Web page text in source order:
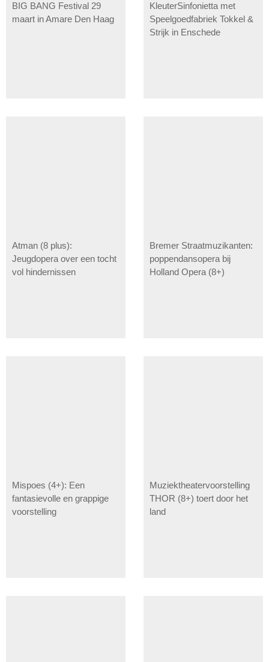
BIG BANG Festival 29
maart in Amare Den Haag
KleuterSinfonietta met
Speelgoedfabriek Tokkel &
Strijk in Enschede
Atman (8 plus):
Jeugdopera over een tocht
vol hindernissen
Bremer Straatmuzikanten:
poppendansopera bij
Holland Opera (8+)
Mispoes (4+): Een
fantasievolle en grappige
voorstelling
Muziektheatervoorstelling
THOR (8+) toert door het
land